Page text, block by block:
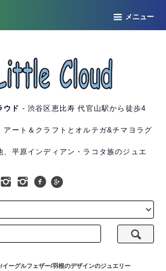
メニュー
ド - 渋谷区恵比寿 代官山駅から徒歩4
アート＆クラフトとオルテガ&チマヨラグ
、平原インディアン・ラコタ族のジュエ
ーグルフェザー/羽根のデザインのジュエリー